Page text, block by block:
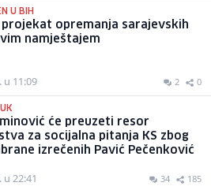
U BIH
projekat opremanja sarajevskih
namještajem
u 11:09 2 0
će preuzeti resor
za socijalna pitanja KS zbog
izrečenih Pavić Pečenković
u 22:41 34 185